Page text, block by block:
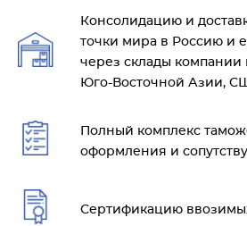
Консолидацию и
точки мира в Россию и
через склады компании
Юго-Восточной Азии,
Полный комплекс
оформления и
Сертификацию